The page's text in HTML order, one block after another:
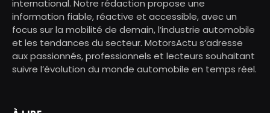
international. Notre rédaction propose une
information fiable, réactive et accessible, avec un
focus sur la mobilité de demain, l’industrie automobile
et les tendances du secteur. MotorsActu s’adresse
aux passionnés, professionnels et lecteurs souhaitant
suivre l’évolution du monde automobile en temps réel.